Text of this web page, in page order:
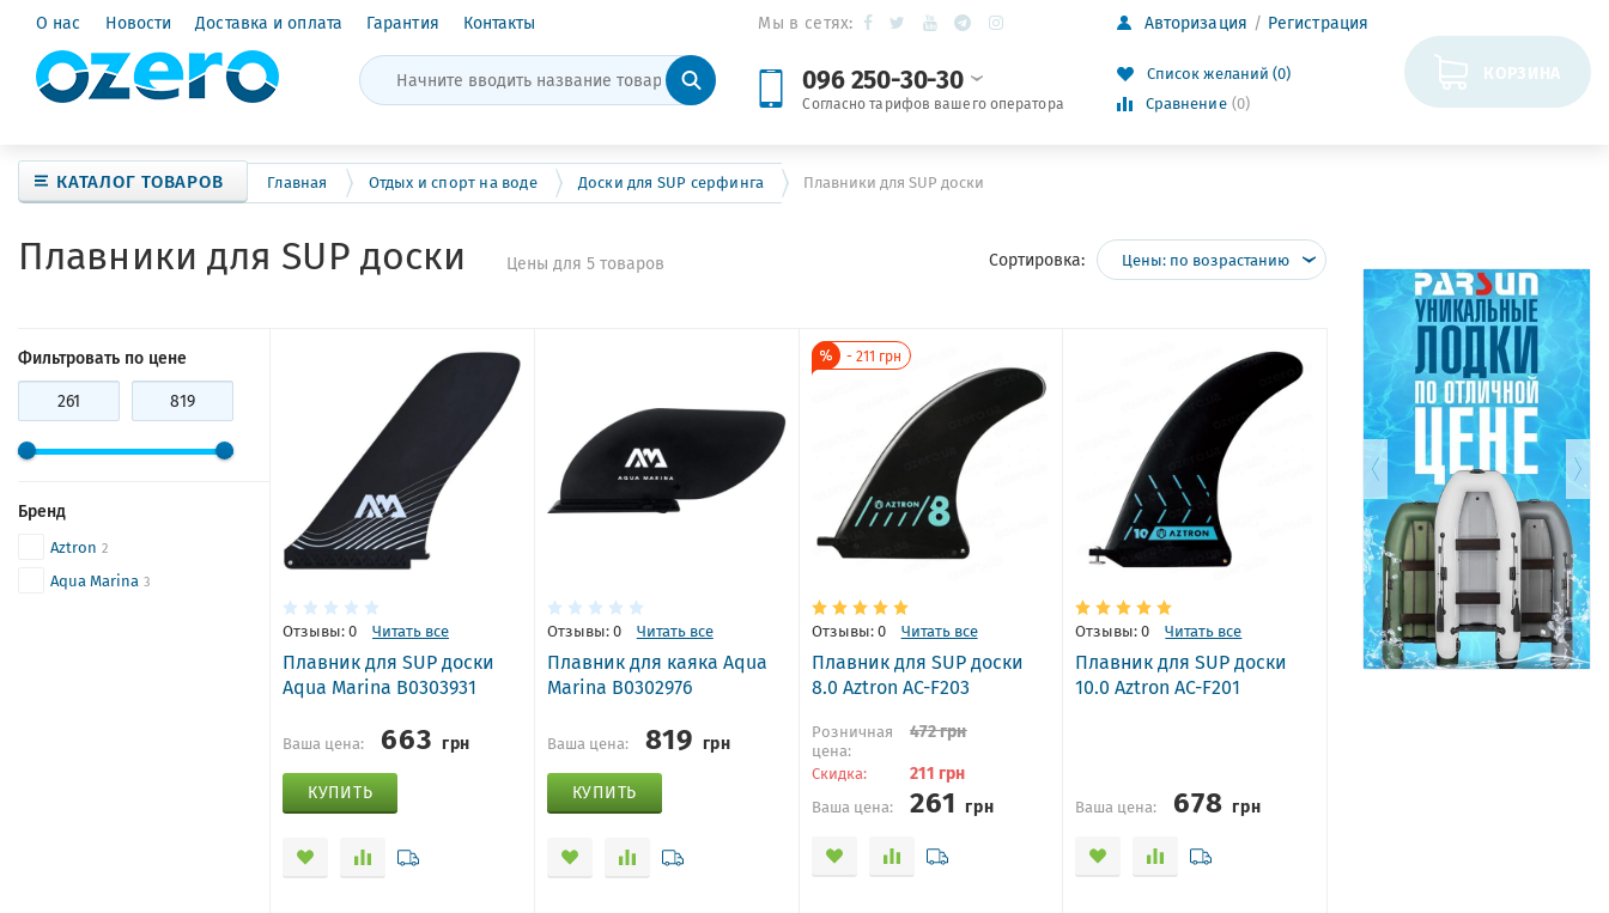
О нас Новости Доставка и оплата Гарантия Контакты Мы в сетях:
096 250-30-30
Согласно тарифов вашего оператора
Авторизация Регистрация
Список желаний (0)
Сравнение (0)
КОРЗИНА
КАТАЛОГ ТОВАРОВ Главная Отдых и спорт на воде Доски для SUP серфинга Плавники для SUP доски
Плавники для SUP доски Цены для 5 товаров Сортировка: Цены: по возрастанию
Фильтровать по цене
Бренд
Aztron 2
Aqua Marina 3
Отзывы: 0 Читать все
Плавник для SUP доски
Aqua Marina B0303931
Ваша цена: 663 грн
КУПИТЬ
Отзывы: 0 Читать все
Плавник для каяка Aqua
Marina B0302976
Ваша цена: 819 грн
КУПИТЬ
-211 грн
Отзывы: 0 Читать все
Плавник для SUP доски
8.0 Aztron AC-F203
Розничная
цена:
472грн
Скидка: 211 грн
Ваша цена: 261грн
Отзывы: 0 Читать все
Плавник для SUP доски
10.0 Aztron AC-F201
Ваша цена: 678грн